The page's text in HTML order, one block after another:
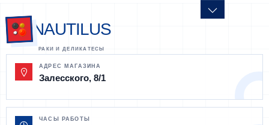
NAUTILUS
АДРЕС МАГАЗИНА
Залесского, 8/1
ЧАСЫ РАБОТЫ